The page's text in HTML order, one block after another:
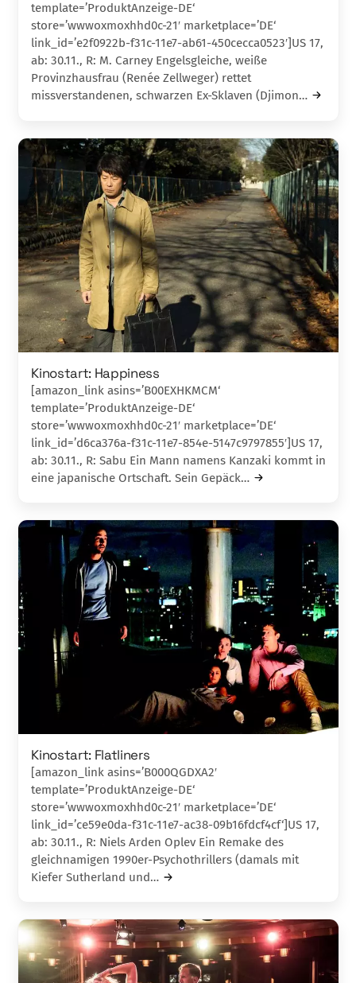
template=’ProduktAnzeige-DE‘
store=’wwwoxmoxhhd0c-21′ marketplace=’DE‘
link_id=’e2f0922b-f31c-11e7-ab61-450cecca0523′]US 17,
ab: 30.11., R: M. Carney Engelsgleiche, weiße
Provinzhausfrau (Renée Zellweger) rettet
missverstandenen, schwarzen Ex-Sklaven (Djimon…
Kinostart: Happiness
[amazon_link asins=’B00EXHKMCM‘
template=’ProduktAnzeige-DE‘
store=’wwwoxmoxhhd0c-21′ marketplace=’DE‘
link_id=’d6ca376a-f31c-11e7-854e-5147c9797855′]US 17,
ab: 30.11., R: Sabu Ein Mann namens Kanzaki kommt in
eine japanische Ortschaft. Sein Gepäck…
Kinostart: Flatliners
[amazon_link asins=’B000QGDXA2′
template=’ProduktAnzeige-DE‘
store=’wwwoxmoxhhd0c-21′ marketplace=’DE‘
link_id=’ce59e0da-f31c-11e7-ac38-09b16fdcf4cf‘]US 17,
ab: 30.11., R: Niels Arden Oplev Ein Remake des
gleichnamigen 1990er-Psychothrillers (damals mit
Kiefer Sutherland und…